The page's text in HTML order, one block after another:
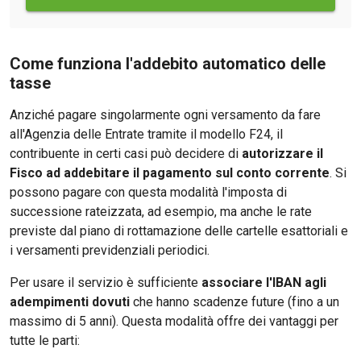
Come funziona l'addebito automatico delle
tasse
Anziché pagare singolarmente ogni versamento da fare
all'Agenzia delle Entrate tramite il modello F24, il
contribuente in certi casi può decidere di autorizzare il
Fisco ad addebitare il pagamento sul conto corrente. Si
possono pagare con questa modalità l'imposta di
successione rateizzata, ad esempio, ma anche le rate
previste dal piano di rottamazione delle cartelle esattoriali e
i versamenti previdenziali periodici.
Per usare il servizio è sufficiente associare l'IBAN agli
adempimenti dovuti che hanno scadenze future (fino a un
massimo di 5 anni). Questa modalità offre dei vantaggi per
tutte le parti: